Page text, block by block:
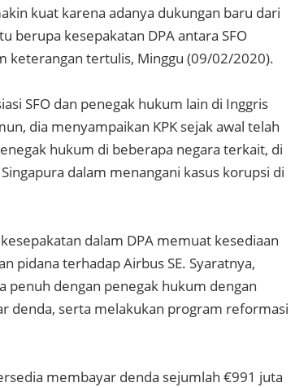
kuat karena adanya dukungan baru dari
berupa kesepakatan DPA antara SFO
keterangan tertulis, Minggu (09/02/2020).
SFO dan penegak hukum lain di Inggris
dia menyampaikan KPK sejak awal telah
hukum di beberapa negara terkait, di
dalam menangani kasus korupsi di
dalam DPA memuat kesediaan
pidana terhadap Airbus SE. Syaratnya,
penuh dengan penegak hukum dengan
denda, serta melakukan program reformasi
membayar denda sejumlah €991 juta